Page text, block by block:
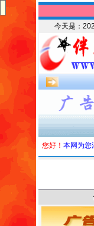
今天是：
您好！ 本网为您